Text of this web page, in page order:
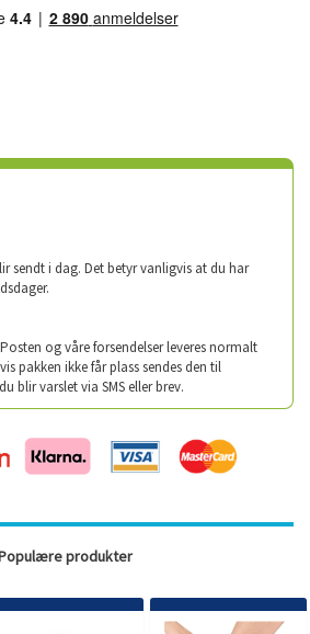
sendt i dag. Det betyr vanligvis at du har
og våre forsendelser leveres normalt
pakken ikke får plass sendes den til
blir varslet via SMS eller brev.
produkter